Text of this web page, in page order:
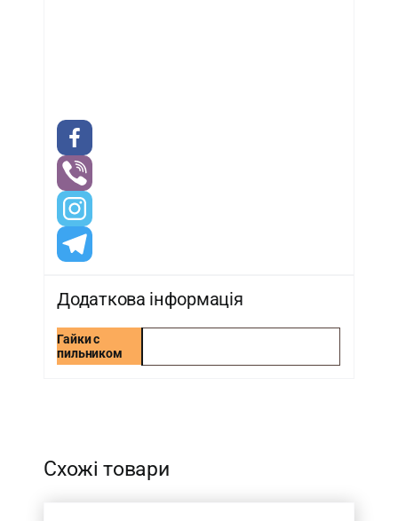
Додаткова інформація
Гайки с
пильником
Схожі товари